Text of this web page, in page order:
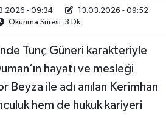
- 09:34
13.03.2026 - 09:52
Okunma Süresi: 3 Dk
Tunç Güneri karakteriyle
hayatı ve mesleği
Beyza ile adı anılan Kerimhan
hem de hukuk kariyeri